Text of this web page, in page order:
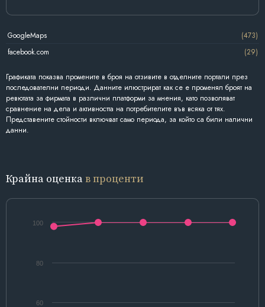
GoogleMaps
(473)
facebook.com
(29)
Графиката показва промените в броя на отзивите в отделните портали през
последователни периоди. Данните илюстрират как се е променял броят на
ревютата за фирмата в различни платформи за мнения, като позволяват
сравнение на дела и активността на потребителите във всяка от тях.
Представените стойности включват само периода, за който са били налични
данни.
Крайна оценкав проценти
60
80
100